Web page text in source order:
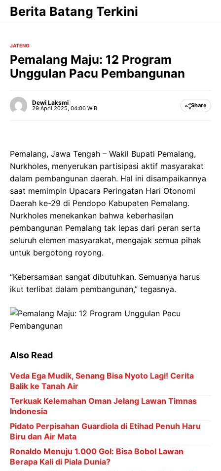
Langsung
Berita Batang Terkini
JATENG
Pemalang Maju: 12 Program
Unggulan Pacu Pembangunan
Dewi Laksmi
29 April 2025, 04:00 WIB Share
Pemalang, Jawa Tengah – Wakil Bupati Pemalang,
Nurkholes, menyerukan partisipasi aktif masyarakat
dalam pembangunan daerah. Hal ini disampaikannya
saat memimpin Upacara Peringatan Hari Otonomi
Daerah ke-29 di Pendopo Kabupaten Pemalang.
Nurkholes menekankan bahwa keberhasilan
pembangunan Pemalang tak lepas dari peran serta
seluruh elemen masyarakat, mengajak semua pihak
untuk bergotong royong.
“Kebersamaan sangat dibutuhkan. Semuanya harus
ikut terlibat dalam pembangunan,” tegasnya.
Also Read
Veda Ega Mudik, Senang Bisa Nyoto Lagi! Cerita
Balik ke Tanah Air
Terkuak Kelemahan Oman Jelang Lawan Timnas
Indonesia
Pidato Perpisahan Guardiola di Etihad Penuh Haru
Biru dan Air Mata
Ronaldo Menuju 1.000 Gol: Bisa Bobol Lawan
Berapa Kali di Piala Dunia?